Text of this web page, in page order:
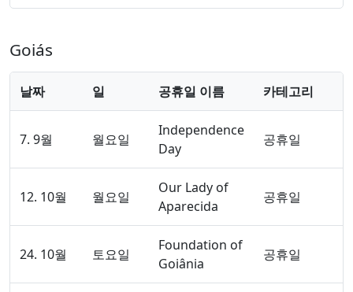
Goiás
날짜 일 공휴일 이름 카테고리
7. 9월 월요일
Independence
Day
공휴일
12. 10월 월요일
Our Lady of
Aparecida
공휴일
24. 10월 토요일
Foundation of
Goiânia
공휴일